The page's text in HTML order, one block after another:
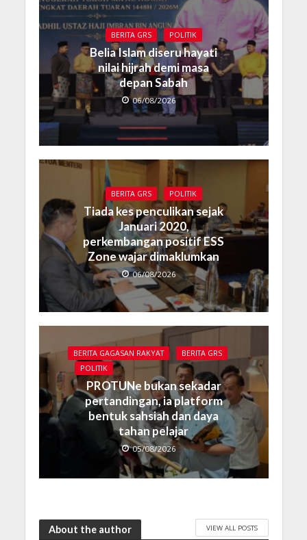
BERITA GRS POLITIK
Belia Islam diseru hayati
nilai hijrah demi masa
depan Sabah
06/08/2026
BERITA GRS POLITIK
Tiada kes penculikan sejak
Januari 2020,
perkembangan positif ESS
Zone wajar dimaklumkan
06/08/2026
BERITA GAGASAN RAKYAT
BERITA GRS
POLITIK
PROTUNe bukan sekadar
pertandingan, ia platform
bentuk sahsiah dan daya
tahan pelajar
05/08/2026
About the author VIEW ALL POSTS